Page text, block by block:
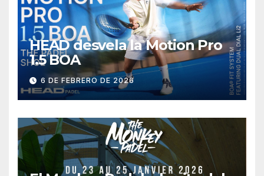
HEAD desvela la Motion Pro
1.5 BOA
6 DE FEBRERO DE 2026